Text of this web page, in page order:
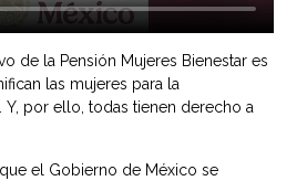
de la Pensión Mujeres Bienestar es
las mujeres para la
por ello, todas tienen derecho a
que el Gobierno de México se